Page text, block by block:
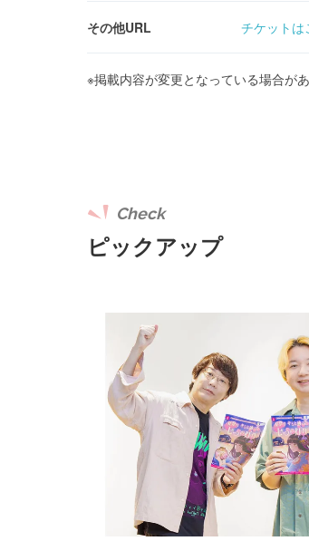
その他URL チケットは
※掲載内容が変更となっている場合が
ピックアップ
Check